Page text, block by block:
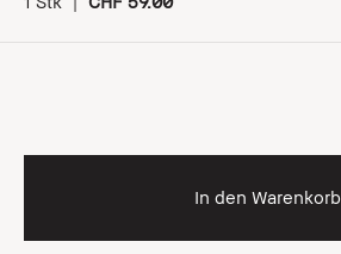
In den Warenkorb